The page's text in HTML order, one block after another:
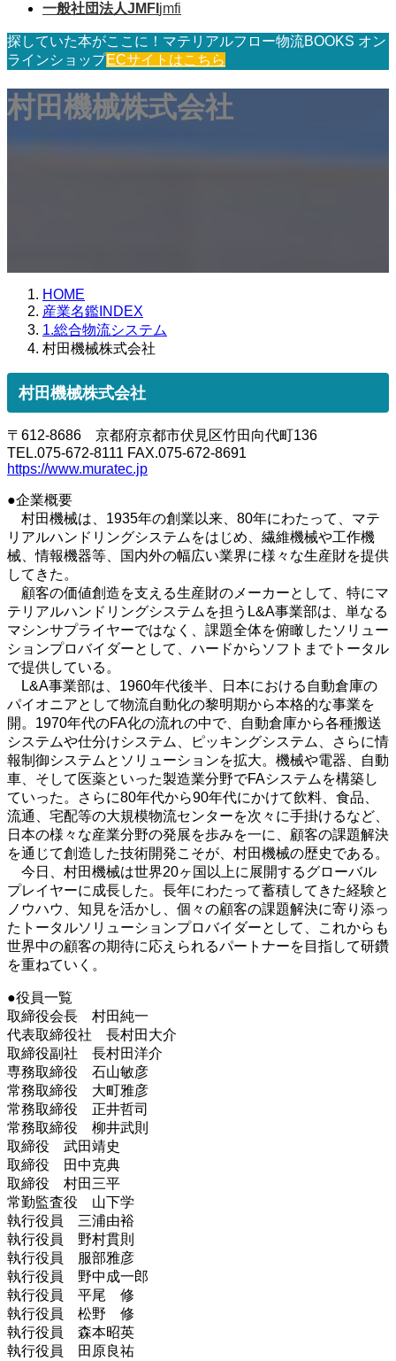
一般社団法人JMFI jmfi
探していた本がここに！マテリアルフロー物流BOOKS オン
ラインショップECサイトはこちら
村田機械株式会社
HOME
産業名鑑INDEX
1.総合物流システム
村田機械株式会社
村田機械株式会社
〒612-8686 京都府京都市伏見区竹田向代町136
TEL.075-672-8111 FAX.075-672-8691
https://www.muratec.jp
●企業概要
村田機械は、1935年の創業以来、80年にわたって、マテ
リアルハンドリングシステムをはじめ、繊維機械や工作機
械、情報機器等、国内外の幅広い業界に様々な生産財を提供
してきた。
顧客の価値創造を支える生産財のメーカーとして、特にマ
テリアルハンドリングシステムを担うL&A事業部は、単なる
マシンサプライヤーではなく、課題全体を俯瞰したソリュー
ションプロバイダーとして、ハードからソフトまでトータル
で提供している。
L&A事業部は、1960年代後半、日本における自動倉庫の
パイオニアとして物流自動化の黎明期から本格的な事業を
開。1970年代のFA化の流れの中で、自動倉庫から各種搬送
システムや仕分けシステム、ピッキングシステム、さらに情
報制御システムとソリューションを拡大。機械や電器、自動
車、そして医薬といった製造業分野でFAシステムを構築し
ていった。さらに80年代から90年代にかけて飲料、食品、
流通、宅配等の大規模物流センターを次々に手掛けるなど、
日本の様々な産業分野の発展を歩みを一に、顧客の課題解決
を通じて創造した技術開発こそが、村田機械の歴史である。
今日、村田機械は世界20ヶ国以上に展開するグローバル
プレイヤーに成長した。長年にわたって蓄積してきた経験と
ノウハウ、知見を活かし、個々の顧客の課題解決に寄り添っ
たトータルソリューションプロバイダーとして、これからも
世界中の顧客の期待に応えられるパートナーを目指して研鑽
を重ねていく。
●役員一覧
取締役会長 村田純一
代表取締役社 長村田大介
取締役副社 長村田洋介
専務取締役 石山敏彦
常務取締役 大町雅彦
常務取締役 正井哲司
常務取締役 柳井武則
取締役 武田靖史
取締役 田中克典
取締役 村田三平
常勤監査役 山下学
執行役員 三浦由裕
執行役員 野村貫則
執行役員 服部雅彦
執行役員 野中成一郎
執行役員 平尾 修
執行役員 松野 修
執行役員 森本昭英
執行役員 田原良祐